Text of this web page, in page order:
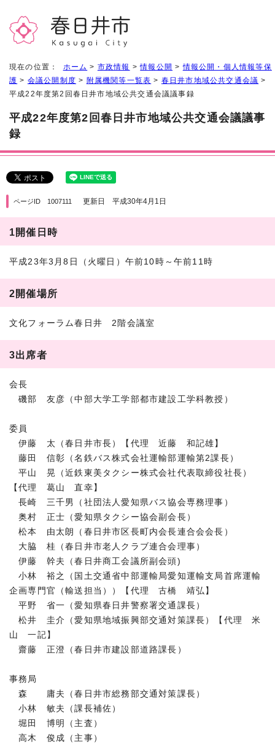
現在の位置： ホーム > 市政情報 >情報公開 >情報公開・個人情報等保
護 > 会議公開制度 > 附属機関等一覧表 > 春日井市地域公共交通会議 >
平成22年度第2回春日井市地域公共交通会議議事録
平成22年度第2回春日井市地域公共交通会議議事
録
ページID 1007111 更新日 平成30年4月1日
1開催日時
平成23年3月8日（火曜日）午前10時～午前11時
2開催場所
文化フォーラム春日井 2階会議室
3出席者
会長
磯部 友彦（中部大学工学部都市建設工学科教授）
委員
伊藤 太（春日井市長）【代理 近藤 和記雄】
藤田 信彰（名鉄バス株式会社運輸部運輸第2課長）
平山 晃（近鉄東美タクシー株式会社代表取締役社長）
【代理 葛山 直幸】
長崎 三千男（社団法人愛知県バス協会専務理事）
奥村 正士（愛知県タクシー協会副会長）
松本 由太朗（春日井市区長町内会長連合会会長）
大脇 桂（春日井市老人クラブ連合会理事）
伊藤 幹夫（春日井商工会議所副会頭)
小林 裕之（国土交通省中部運輸局愛知運輸支局首席運輸
企画専門官（輸送担当））【代理 古橋 靖弘】
平野 省一（愛知県春日井警察署交通課長）
松井 圭介（愛知県地域振興部交通対策課長）【代理 米
山 一記】
齋藤 正澄（春日井市建設部道路課長）
事務局
森 庸夫（春日井市総務部交通対策課長）
小林 敏夫（課長補佐）
堀田 博明（主査）
高木 俊成（主事）